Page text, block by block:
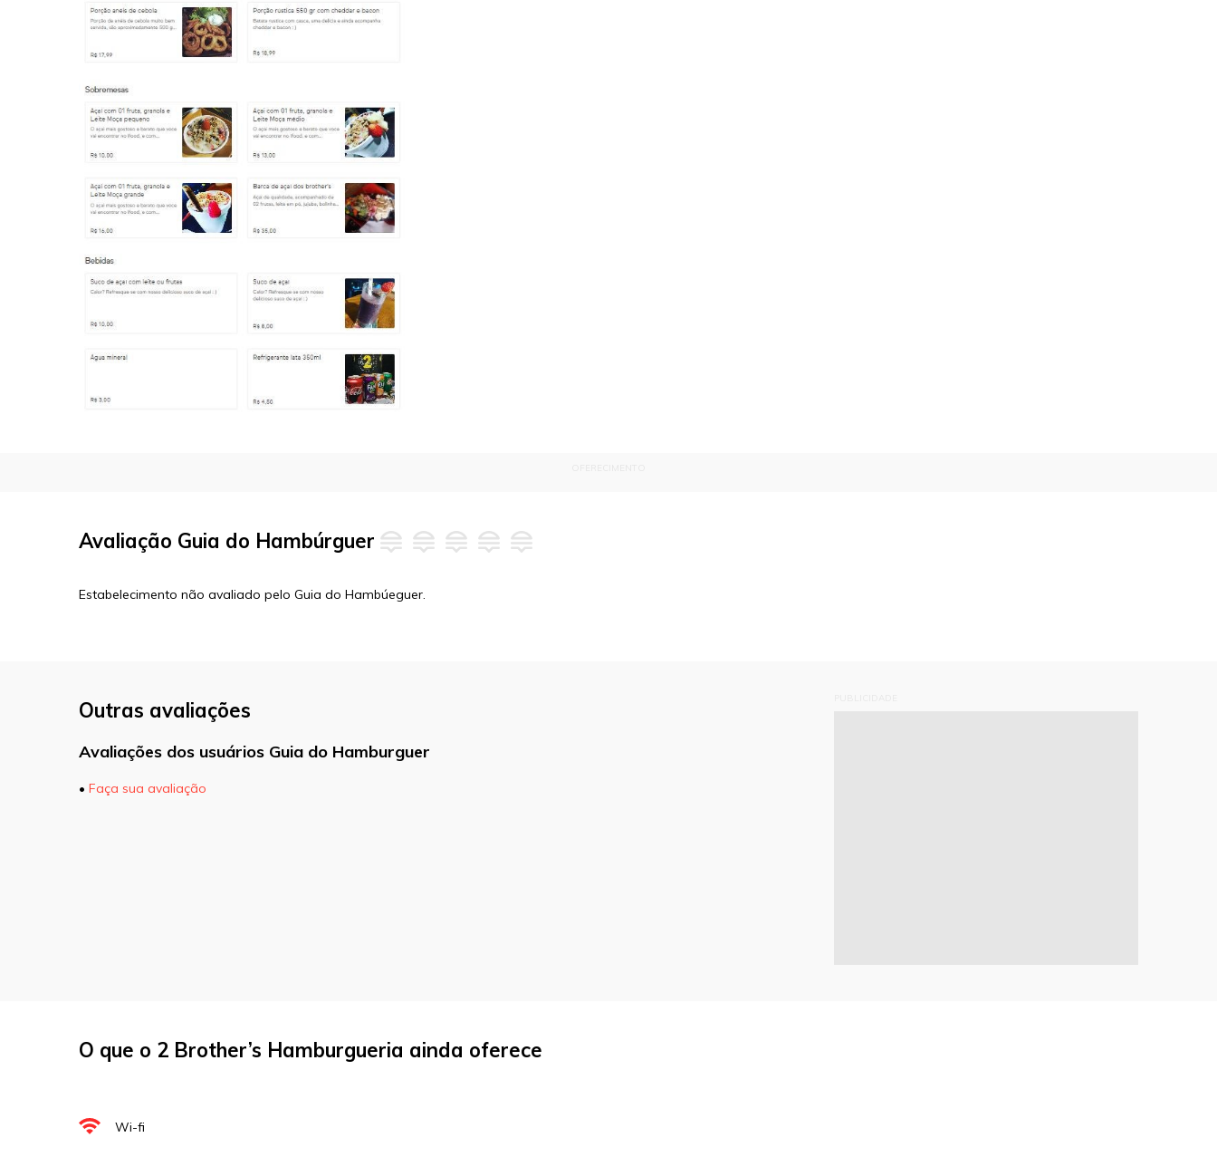
Avaliação Guia do Hambúrguer
Estabelecimento não avaliado pelo Guia do Hambúeguer.
Outras avaliações
Avaliações dos usuários Guia do Hamburguer
• Faça sua avaliação
E-mail *
Sua avaliação
O que o 2 Brother’s Hamburgueria ainda oferece
Wi-fi